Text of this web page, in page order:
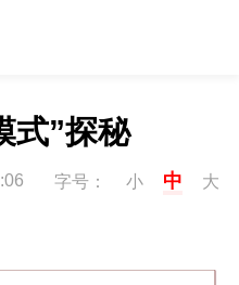
式”探秘
字号： 小 中 大